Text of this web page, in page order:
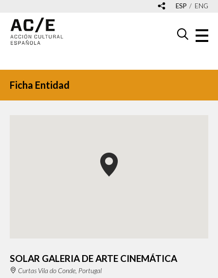
ESP ENG
Ficha Entidad
SOLAR GALERIA DE ARTE CINEMÁTICA
Curtas Vila do Conde, Portugal